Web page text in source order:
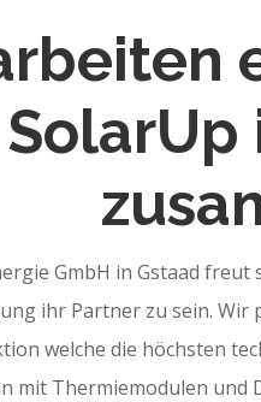
SolarUp
GmbH in Gstaad
ihr Partner zu sein.
welche die höchsten
mit Thermiemodulen